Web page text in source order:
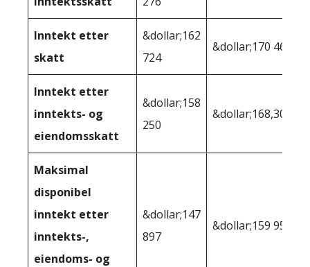
Inntekt etter
skatt
&dollar;162
724
&dollar;170 464
Inntekt etter
inntekts- og
eiendomsskatt
&dollar;158
250
&dollar;168,307
Maksimal
disponibel
inntekt etter
inntekts-,
eiendoms- og
&dollar;147
897
&dollar;159 957